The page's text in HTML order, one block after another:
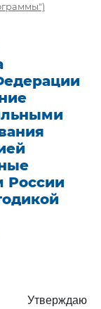
России
Утверждаю